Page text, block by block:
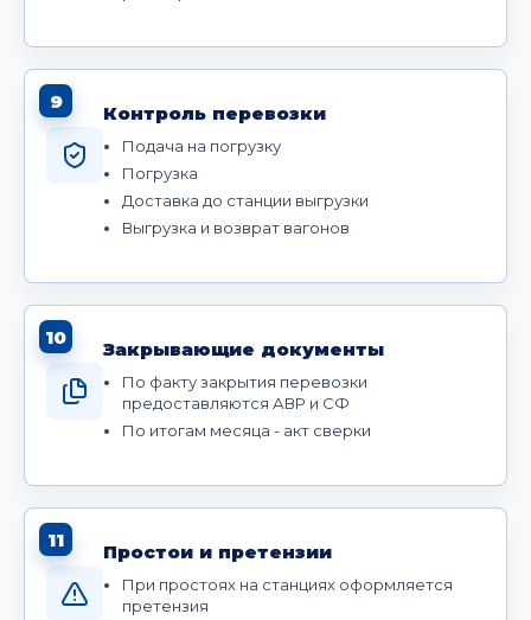
9
Контроль перевозки
Подача на погрузку
Погрузка
Доставка до станции выгрузки
Выгрузка и возврат вагонов
10
Закрывающие документы
По факту закрытия перевозки
предоставляются АВР и СФ
По итогам месяца - акт сверки
11
Простои и претензии
При простоях на станциях оформляется
претензия